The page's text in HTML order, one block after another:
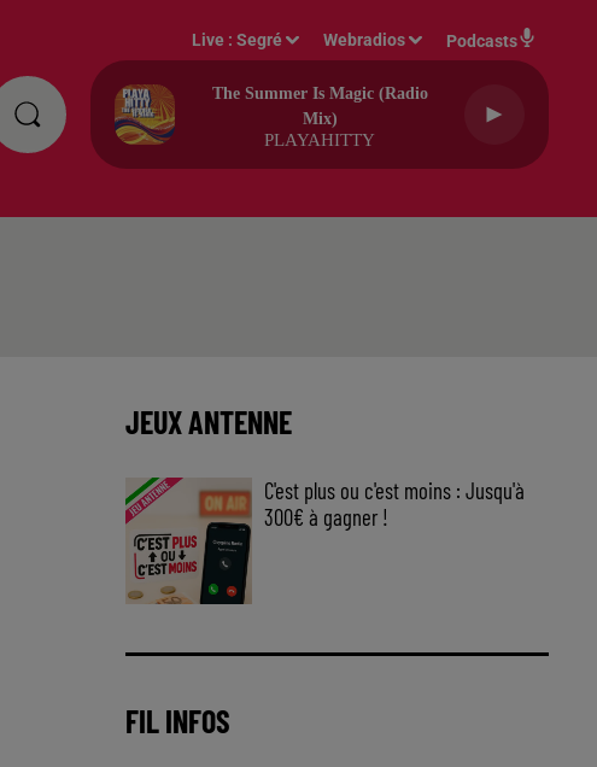
Live :Segré Webradios Podcasts
The Summer Is Magic (radio
Mix)
PLAYAHITTY
JEUX ANTENNE
C'est plus ou c'est moins : Jusqu'à
300€ à gagner !
FIL INFOS